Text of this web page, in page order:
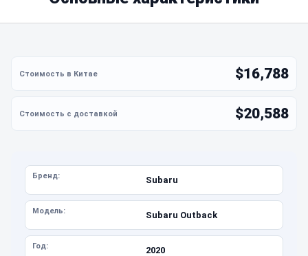
$16,788
$20,588
Бренд: Subaru
Модель: Subaru Outback
Год: 2020